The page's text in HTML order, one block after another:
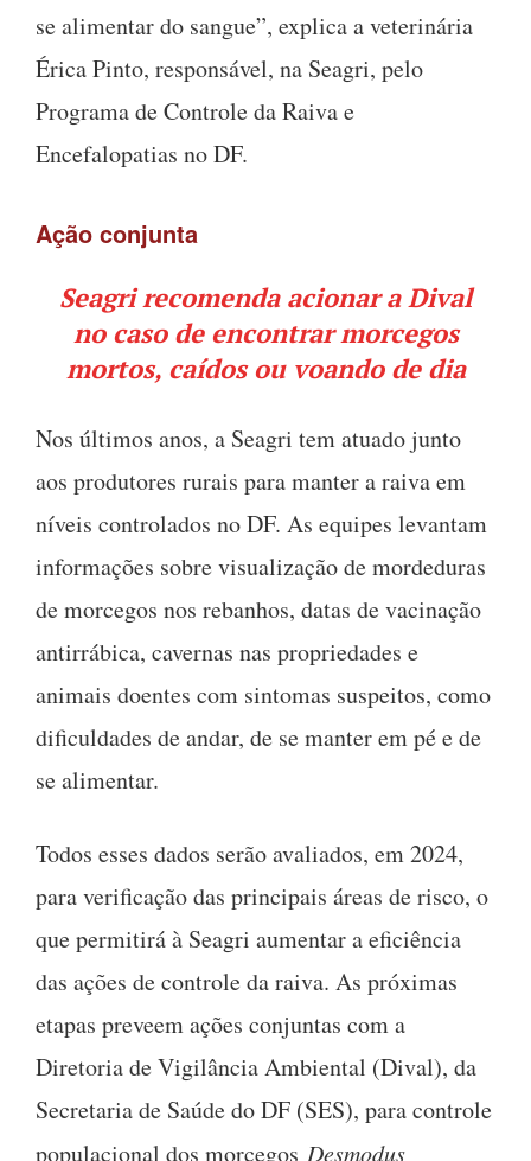
se alimentar do sangue”, explica a veterinária
Érica Pinto, responsável, na Seagri, pelo
Programa de Controle da Raiva e
Encefalopatias no DF.
Ação conjunta
Seagri recomenda acionar a Dival
no caso de encontrar morcegos
mortos, caídos ou voando de dia
Nos últimos anos, a Seagri tem atuado junto
aos produtores rurais para manter a raiva em
níveis controlados no DF. As equipes levantam
informações sobre visualização de mordeduras
de morcegos nos rebanhos, datas de vacinação
antirrábica, cavernas nas propriedades e
animais doentes com sintomas suspeitos, como
dificuldades de andar, de se manter em pé e de
se alimentar.
Todos esses dados serão avaliados, em 2024,
para verificação das principais áreas de risco, o
que permitirá à Seagri aumentar a eficiência
das ações de controle da raiva. As próximas
etapas preveem ações conjuntas com a
Diretoria de Vigilância Ambiental (Dival), da
Secretaria de Saúde do DF (SES), para controle
populacional dos morcegos Desmodus